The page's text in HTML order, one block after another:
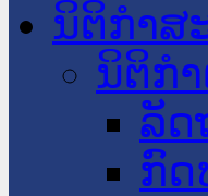
ນິຕິກໍາສ
ນິຕິກ
ລັດ
ກົ